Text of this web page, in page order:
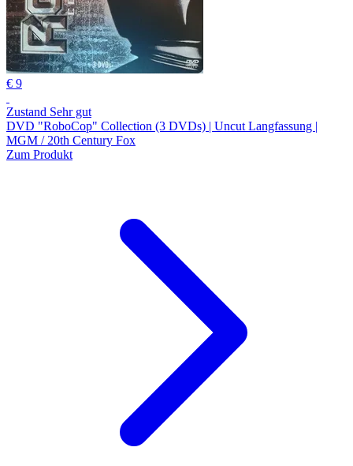
€ 9
Zustand Sehr gut
DVD "RoboCop" Collection (3 DVDs) | Uncut Langfassung |
MGM / 20th Century Fox
Zum Produkt